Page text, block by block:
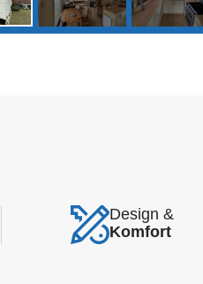
Design &
Komfort